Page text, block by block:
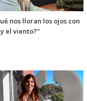
nos lloran los ojos con
el viento?"